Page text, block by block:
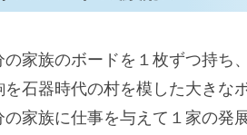
家族のボードを１枚ずつ持ち
を石器時代の村を模した大きな
家族に仕事を与えて１家の発